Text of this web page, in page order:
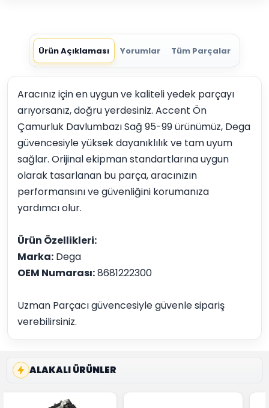
Ürün Açıklaması Yorumlar Tüm Parçalar
Aracınız için en uygun ve kaliteli yedek parçayı
arıyorsanız, doğru yerdesiniz. Accent Ön
Çamurluk Davlumbazı Sağ 95-99 ürünümüz, Dega
güvencesiyle yüksek dayanıklılık ve tam uyum
sağlar. Orijinal ekipman standartlarına uygun
olarak tasarlanan bu parça, aracınızın
performansını ve güvenliğini korumanıza
yardımcı olur.
Ürün Özellikleri:
Marka: Dega
OEM Numarası:8681222300
Uzman Parçacı güvencesiyle güvenle sipariş
verebilirsiniz.
ALAKALI ÜRÜNLER